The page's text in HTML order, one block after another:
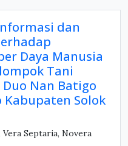
dan
Daya Manusia
Tani
Nan Batigo
Kabupaten Solok
Septaria, Novera